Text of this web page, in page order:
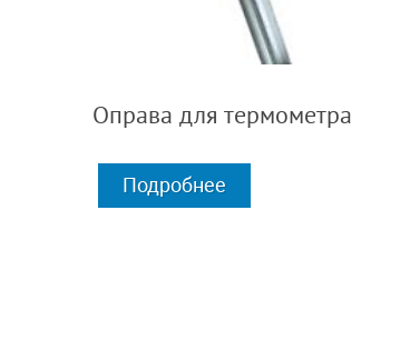
Оправа для термометра
Подробнее